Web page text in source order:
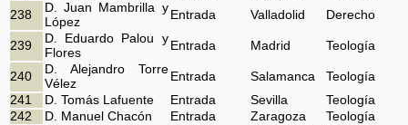
238
D. Juan Mambrilla y
López
Entrada Valladolid Derecho
239
D. Eduardo Palou y
Flores
Entrada Madrid Teología
240
D. Alejandro Torre
Vélez
Entrada Salamanca
Teología
241
D. Tomás Lafuente Entrada Sevilla
Teología
242
D. Manuel Chacón Entrada Zaragoza
Teología